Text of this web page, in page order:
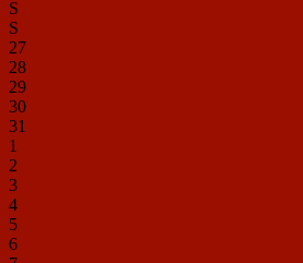
S
S
27
28
29
30
31
1
2
3
4
5
6